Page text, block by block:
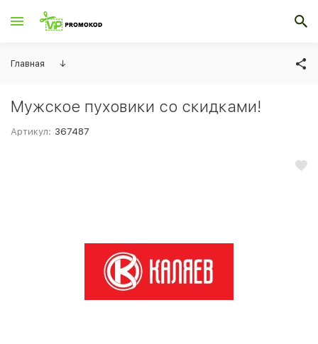
Главная ↓
Мужское пуховики со скидками!
Артикул: 367487